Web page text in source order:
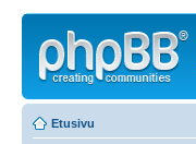
Etusivu